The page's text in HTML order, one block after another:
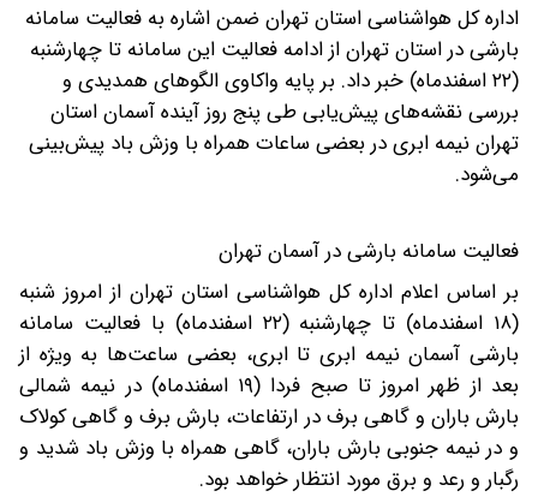
اداره کل هواشناسی استان تهران ضمن اشاره به فعالیت سامانه
بارشی در استان تهران از ادامه فعالیت این سامانه تا چهارشنبه
(۲۲ اسفندماه) خبر داد.
بر پایه واکاوی الگوهای همدیدی و
بررسی نقشه‌های پیش‌یابی طی پنج روز آینده آسمان استان
تهران نیمه ابری در بعضی ساعات همراه با وزش باد پیش‌بینی
می‌شود.
فعالیت سامانه بارشی در آسمان تهران
بر اساس اعلام اداره کل هواشناسی استان تهران از امروز شنبه
(۱۸ اسفندماه) تا چهارشنبه (۲۲ اسفندماه) با فعالیت سامانه
بارشی آسمان نیمه ابری تا ابری، بعضی ساعت‌ها به ویژه از
بعد از ظهر امروز تا صبح فردا (۱۹ اسفندماه) در نیمه شمالی
بارش باران و گاهی برف در ارتفاعات، بارش برف و گاهی کولاک
و در نیمه جنوبی بارش باران، گاهی همراه با وزش باد شدید و
رگبار و رعد و برق مورد انتظار خواهد بود.